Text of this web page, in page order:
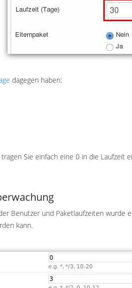
dagegen haben:
Sie einfach eine 0 in die Laufzeit
Benutzer und Paketlaufzeiten wurde
kann.